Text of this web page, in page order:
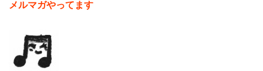
メルマガやってます